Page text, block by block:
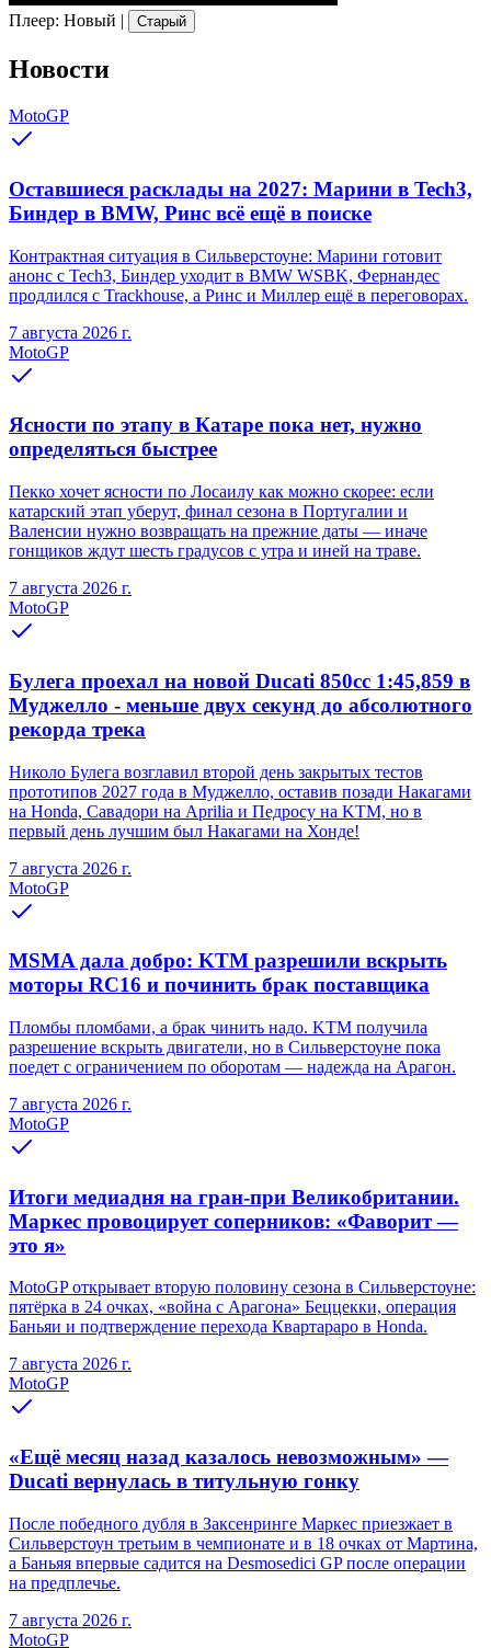
Плеер: Новый | Старый
Новости
MotoGP
Оставшиеся расклады на 2027: Марини в Tech3,
Биндер в BMW, Ринс всё ещё в поиске
Контрактная ситуация в Сильверстоуне: Марини готовит
анонс с Tech3, Биндер уходит в BMW WSBK, Фернандес
продлился с Trackhouse, а Ринс и Миллер ещё в переговорах.
7 августа 2026 г.
MotoGP
Ясности по этапу в Катаре пока нет, нужно
определяться быстрее
Пекко хочет ясности по Лосаилу как можно скорее: если
катарский этап уберут, финал сезона в Португалии и
Валенсии нужно возвращать на прежние даты — иначе
гонщиков ждут шесть градусов с утра и иней на траве.
7 августа 2026 г.
MotoGP
Булега проехал на новой Ducati 850cc 1:45,859 в
Муджелло - меньше двух секунд до абсолютного
рекорда трека
Николо Булега возглавил второй день закрытых тестов
прототипов 2027 года в Муджелло, оставив позади Накагами
на Honda, Савадори на Aprilia и Педросу на KTM, но в
первый день лучшим был Накагами на Хонде!
7 августа 2026 г.
MotoGP
MSMA дала добро: KTM разрешили вскрыть
моторы RC16 и починить брак поставщика
Пломбы пломбами, а брак чинить надо. KTM получила
разрешение вскрыть двигатели, но в Сильверстоуне пока
поедет с ограничением по оборотам — надежда на Арагон.
7 августа 2026 г.
MotoGP
Итоги медиадня на гран-при Великобритании.
Маркес провоцирует соперников: «Фаворит —
это я»
MotoGP открывает вторую половину сезона в Сильверстоуне:
пятёрка в 24 очках, «война с Арагона» Беццекки, операция
Баньяи и подтверждение перехода Квартараро в Honda.
7 августа 2026 г.
MotoGP
«Ещё месяц назад казалось невозможным» —
Ducati вернулась в титульную гонку
После победного дубля в Заксенринге Маркес приезжает в
Сильверстоун третьим в чемпионате и в 18 очках от Мартина,
а Баньяя впервые садится на Desmosedici GP после операции
на предплечье.
7 августа 2026 г.
MotoGP